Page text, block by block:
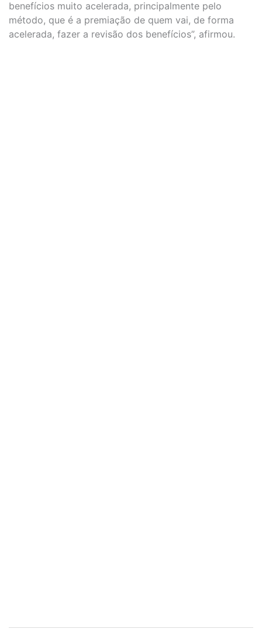
benefícios muito acelerada, principalmente pelo
método, que é a premiação de quem vai, de forma
acelerada, fazer a revisão dos benefícios”, afirmou.